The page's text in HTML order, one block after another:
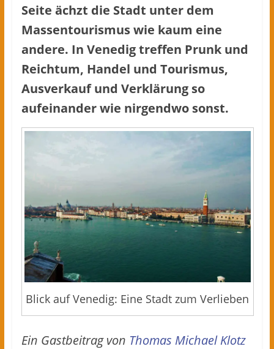
Seite ächzt die Stadt unter dem
Massentourismus wie kaum eine
andere. In Venedig treffen Prunk und
Reichtum, Handel und Tourismus,
Ausverkauf und Verklärung so
aufeinander wie nirgendwo sonst.
Blick auf Venedig: Eine Stadt zum Verlieben
Ein Gastbeitrag von Thomas Michael Klotz